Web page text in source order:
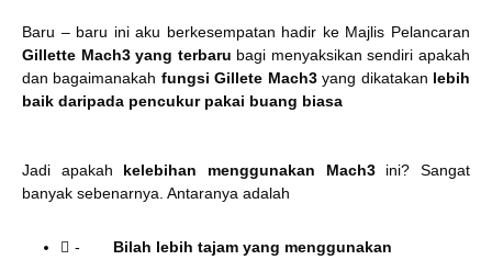
Baru – baru ini aku berkesempatan hadir ke Majlis Pelancaran
Gillette Mach3 yang terbaru bagi menyaksikan sendiri apakah
dan bagaimanakah fungsi Gillete Mach3yang dikatakan lebih
baik daripada pencukur pakai buang biasa
Jadi apakah kelebihan menggunakan Mach3 ini? Sangat
banyak sebenarnya. Antaranya adalah
-
Bilah lebih tajam yang menggunakan